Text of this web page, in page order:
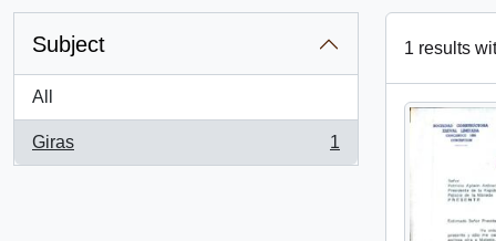
Subject
All
Giras
, 1 results
1
1 results